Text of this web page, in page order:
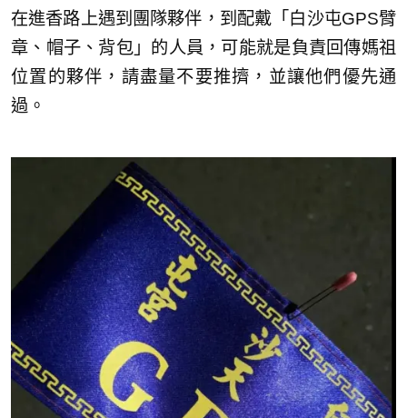
在進香路上遇到團隊夥伴，到配戴「白沙屯GPS臂
章、帽子、背包」的人員，可能就是負責回傳媽祖
位置的夥伴，請盡量不要推擠，並讓他們優先通
過。